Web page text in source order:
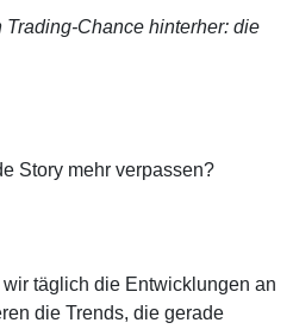
Chance hinterher: die
Story mehr verpassen?
täglich die Entwicklungen an
die Trends, die gerade